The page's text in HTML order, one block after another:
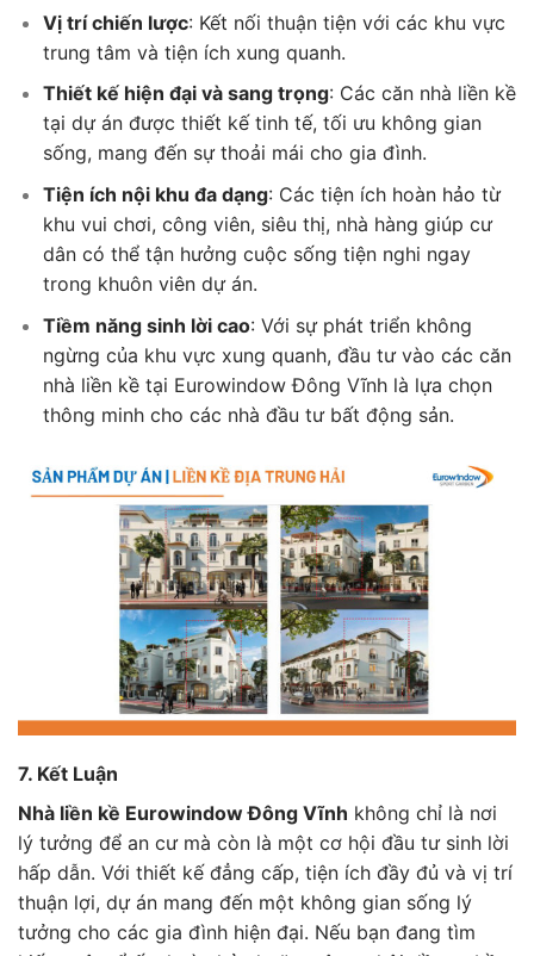
Vị trí chiến lược: Kết nối thuận tiện với các khu vực
trung tâm và tiện ích xung quanh.
Thiết kế hiện đại và sang trọng: Các căn nhà liền kề
tại dự án được thiết kế tinh tế, tối ưu không gian
sống, mang đến sự thoải mái cho gia đình.
Tiện ích nội khu đa dạng: Các tiện ích hoàn hảo từ
khu vui chơi, công viên, siêu thị, nhà hàng giúp cư
dân có thể tận hưởng cuộc sống tiện nghi ngay
trong khuôn viên dự án.
Tiềm năng sinh lời cao: Với sự phát triển không
ngừng của khu vực xung quanh, đầu tư vào các căn
nhà liền kề tại Eurowindow Đông Vĩnh là lựa chọn
thông minh cho các nhà đầu tư bất động sản.
7. Kết Luận
Nhà liền kề Eurowindow Đông Vĩnh không chỉ là nơi
lý tưởng để an cư mà còn là một cơ hội đầu tư sinh lời
hấp dẫn. Với thiết kế đẳng cấp, tiện ích đầy đủ và vị trí
thuận lợi, dự án mang đến một không gian sống lý
tưởng cho các gia đình hiện đại. Nếu bạn đang tìm